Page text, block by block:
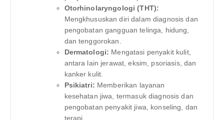
Otorhinolaryngologi (THT):
Mengkhususkan diri dalam diagnosis dan
pengobatan gangguan telinga, hidung,
dan tenggorokan.
Dermatologi: Mengatasi penyakit kulit,
antara lain jerawat, eksim, psoriasis, dan
kanker kulit.
Psikiatri: Memberikan layanan
kesehatan jiwa, termasuk diagnosis dan
pengobatan penyakit jiwa, konseling, dan
terapi.